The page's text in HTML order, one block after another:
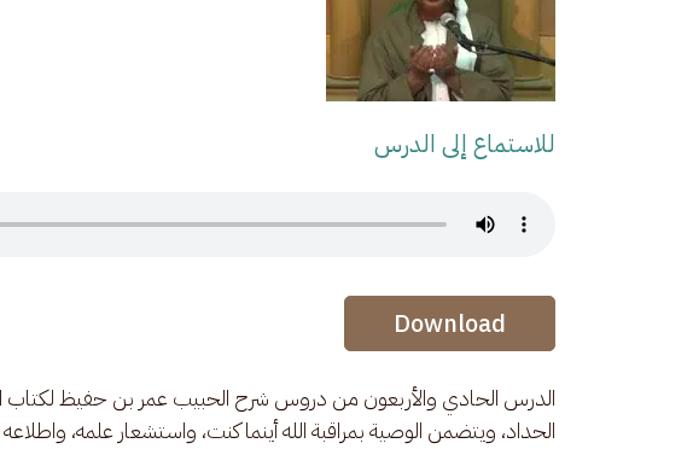
للاستماع إلى الدرس
Audio Stream
Audio Stream
Download
الدرس الحادي والأربعون من دروس شرح الحبيب عمر بن حفيظ لكتاب
الحداد، ويتضمن الوصية بمراقبة الله أينما كنت، واستشعار علمه،